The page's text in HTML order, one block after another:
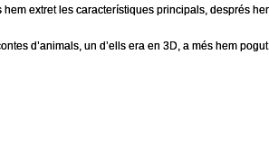
extret les característiques principals, després
d’animals, un d’ells era en 3D, a més hem